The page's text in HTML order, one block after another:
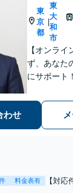
東
京
都
|
東
大
和
市
【オンラ
ず、あなた
にサポート
いた確かな
寧に示しま
中】
わせ
料金表有
【対応